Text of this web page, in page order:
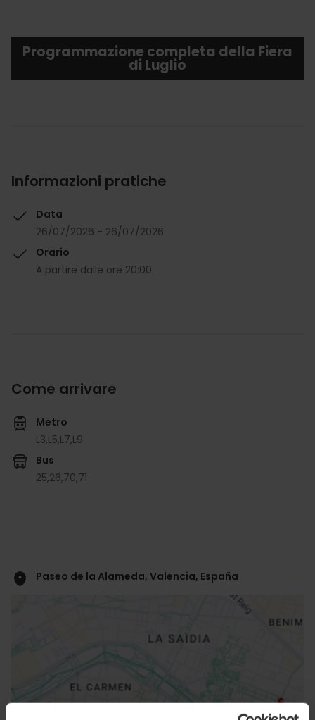
Programmazione completa della Fiera
di Luglio
Informazioni pratiche
Data
26/07/2026 - 26/07/2026
Orario
A partire dalle ore 20:00.
Come arrivare
Metro
L3,L5,L7,L9
Bus
25,26,70,71
Paseo de la Alameda, Valencia, España